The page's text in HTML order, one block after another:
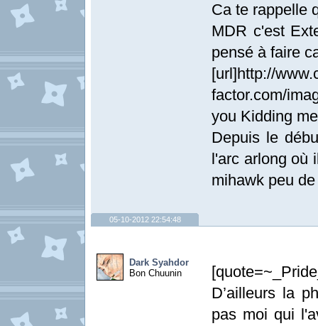
Ca te rappelle
MDR c'est
pensé à faire
[url]http://
factor.com/
you Kidding
Depuis le
l'arc arlong où
mihawk peu
05-10-2012 22:54:48
Dark Syahdor
Bon Chuunin
D’ailleurs la
pas moi qui